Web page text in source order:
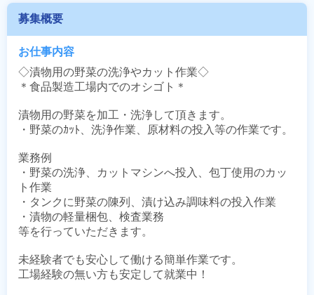
募集概要
お仕事内容
◇漬物用の野菜の洗浄やカット作業◇
＊食品製造工場内でのオシゴト＊
漬物用の野菜を加工・洗浄して頂きます。
・野菜のｶｯﾄ、洗浄作業、原材料の投入等の作業です。
業務例
・野菜の洗浄、カットマシンへ投入、包丁使用のカッ
ト作業
・タンクに野菜の陳列、漬け込み調味料の投入作業
・漬物の軽量梱包、検査業務
等を行っていただきます。
未経験者でも安心して働ける簡単作業です。
工場経験の無い方も安定して就業中！